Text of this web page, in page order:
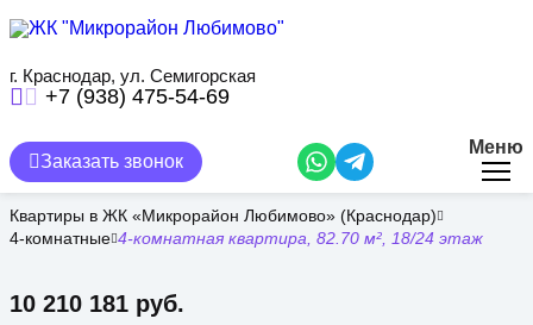
содержанию
г. Краснодар, ул. Семигорская
+7 (938) 475-54-69
Заказать звонок
Меню
Квартиры в ЖК «Микрорайон Любимово» (Краснодар)
4-комнатные 4-комнатная квартира, 82.70 м², 18/24 этаж
10 210 181 руб.